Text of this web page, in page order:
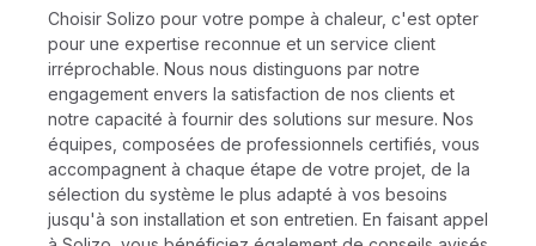
Choisir Solizo pour votre pompe à chaleur, c'est opter
pour une expertise reconnue et un service client
irréprochable. Nous nous distinguons par notre
engagement envers la satisfaction de nos clients et
notre capacité à fournir des solutions sur mesure. Nos
équipes, composées de professionnels certifiés, vous
accompagnent à chaque étape de votre projet, de la
sélection du système le plus adapté à vos besoins
jusqu'à son installation et son entretien. En faisant appel